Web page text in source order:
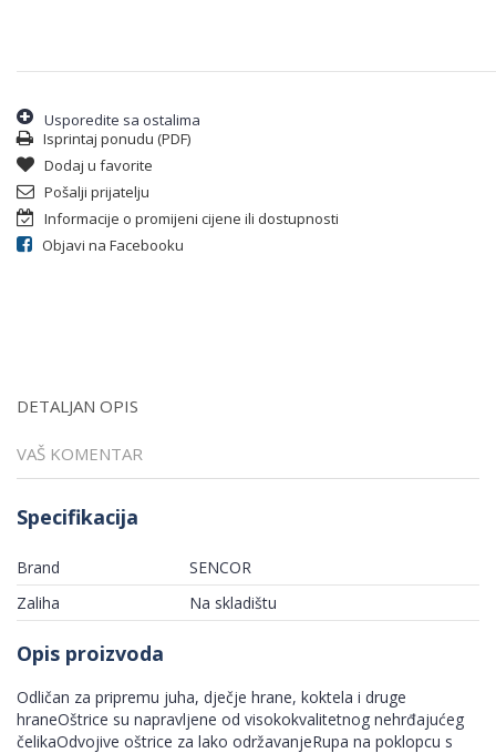
Usporedite sa ostalima
Isprintaj ponudu (PDF)
Dodaj u favorite
Pošalji prijatelju
Informacije o promijeni cijene ili dostupnosti
Objavi na Facebooku
DETALJAN OPIS
VAŠ KOMENTAR
Specifikacija
Brand
SENCOR
Zaliha
Na skladištu
Opis proizvoda
Odličan za pripremu juha, dječje hrane, koktela i druge
hraneOštrice su napravljene od visokokvalitetnog nehrđajućeg
čelikaOdvojive oštrice za lako održavanjeRupa na poklopcu s